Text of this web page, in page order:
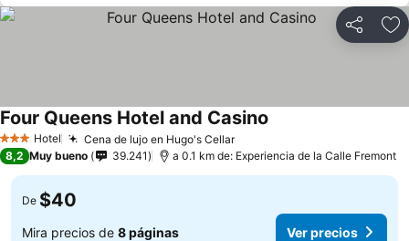
Compartir
3 Estrellas
Hotel Cena de lujo en Hugo's Cellar
Four Queens Hotel and Casino
8,2 Muy bueno 39.241 a 0.1 km de: Experiencia de la Calle Fremont
De $40
Mira precios de 8 páginas Ver precios